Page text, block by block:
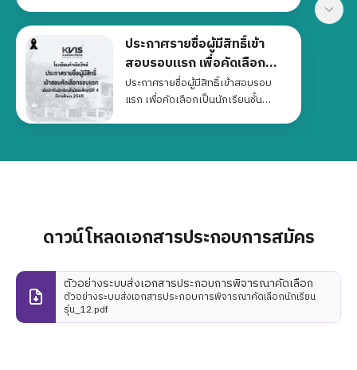
เอกสารประกอบการมอบตัว -
เอกสารยืนยันการเข้าเป็นนักเรียน
โรงเรียนกำเนิดวิทย์
ประกาศรายชื่อผู้มีสิทธิ์เข้า
สอบรอบแรก เพื่อคัดเลือก
เป็นนักเรียนชั้นมัธยมศึกษาปีที่
4 ประจำปีการศึกษา 2569
โรงเรียนกำเนิดวิทย์
ประกาศรายชื่อผู้มีสิทธิ์เข้าสอบรอบ
แรก เพื่อคัดเลือกเป็นนักเรียนชั้น
ประกาศรับสมัครนักเรียนชั้นมัธยมศึกษาปีที่ 4
โรงเรียนเตรียมทหาร สถาบัน
วิชาการป้องกันประเทศ เข้า
เยี่ยมชมและศึกษาดูงาน ณ
โรงเรียนกำเนิดวิทย์
เตรียมทหาร สถาบันวิชาการป้องกัน
ดาวน์โหลดเอกสารประกอบการสมัคร
ตัวอย่างระบบส่งเอกสารประกอบการพิจารณาคัดเลือก
ตัวอย่างระบบส่งเอกสารประกอบการพิจารณาคัดเลือกนักเรียน
รุ่น_12.pdf